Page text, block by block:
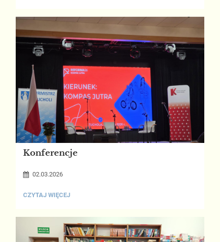
Konferencje
02.03.2026
KONFERENCJE:
CZYTAJ WIĘCEJ